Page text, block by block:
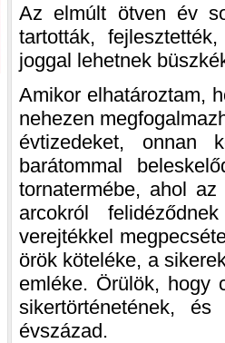
Az elmúlt ötven év
tartották,
joggal lehetnek
Amikor elhatároztam,
nehezen
évtizedeket, onnan
barátommal
tornatermébe, ahol
arcokról
verejtékkel
örök köteléke, a
emléke. Örülök, hogy
sikertörténetének,
évszázad.